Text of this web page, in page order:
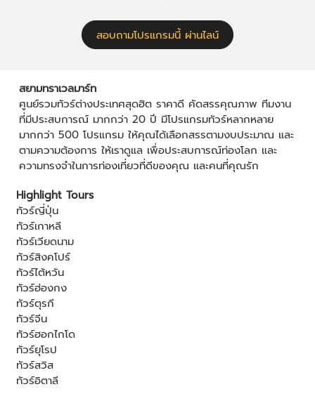
สอบถามโปรแกรมนี้ ผ่านไลน์
สยามทราเวลมาร์ท
ศูนย์รวมทัวร์ต่างประเทศสุดฮิต ราคาดี คัดสรรคุณภาพ ทีมงาน
ที่มีประสบการณ์ มากกว่า 20 ปี มีโปรแกรมทัวร์หลากหลาย
มากกว่า 500 โปรแกรม ให้คุณได้เลือกสรรตามงบประมาณ และ
ตามความต้องการ ให้เราดูแล เพื่อประสบการณ์ท่องโลก และ
ความทรงจำในการท่องเที่ยวที่ดีของคุณ และคนที่คุณรัก
Highlight Tours
ทัวร์ญี่ปุ่น
ทัวร์เกาหลี
ทัวร์เวียดนาม
ทัวร์สิงคโปร์
ทัวร์ไต้หวัน
ทัวร์ฮ่องกง
ทัวร์ตุรกี
ทัวร์จีน
ทัวร์ฮอกไกโด
ทัวร์ยุโรป
ทัวร์สวิส
ทัวร์อิตาลี